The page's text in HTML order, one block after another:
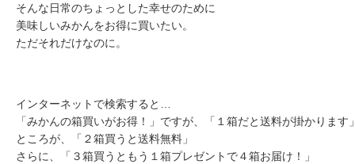
そんな日常のちょっとした幸せのために
美味しいみかんをお得に買いたい。
ただそれだけなのに。
インターネットで検索すると…
「みかんの箱買いがお得！」ですが、「１箱だと送料が掛かります
ところが、「２箱買うと送料無料」
さらに、「３箱買うともう１箱プレゼントで４箱お届け！」